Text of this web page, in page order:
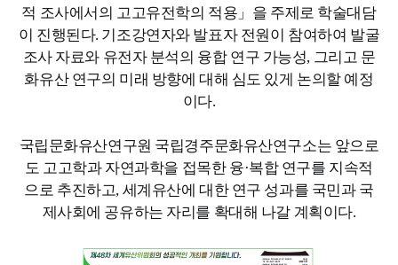
적 조사에서의 고고유전학의 적용」을 주제로 학술대담
이 진행된다. 기조강연자와 발표자 전원이 참여하여 발굴
조사 자료와 유전자 분석의 융합 연구 가능성, 그리고 문
화유산 연구의 미래 방향에 대해 심도 있게 논의할 예정
이다.
국립문화유산연구원 국립경주문화유산연구소는 앞으로
도 고고학과 자연과학을 접목한 융·복합 연구를 지속적
으로 추진하고, 세계유산에 대한 연구 성과를 국민과 국
제사회에 공유하는 자리를 확대해 나갈 계획이다.